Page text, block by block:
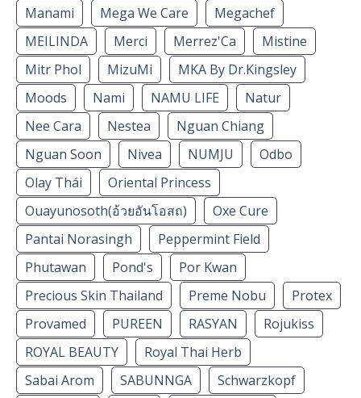
Manami
Mega We Care
Megachef
MEILINDA
Merci Merrez'Ca
Mistine
Mitr Phol
MizuMi
MKA By Dr.Kingsley
Moods
Nami NAMU LIFE
Natur
Nee Cara
Nestea
Nguan Chiang
Nguan Soon
Nivea NUMJU
Odbo
Olay Thái
Oriental Princess
Ouayunosoth(อ้วยอันโอสถ)
Oxe Cure
Pantai Norasingh
Peppermint Field
Phutawan
Pond's
Por Kwan
Precious Skin Thailand
Preme Nobu
Protex
Provamed
PUREEN RASYAN
Rojukiss
ROYAL BEAUTY
Royal Thai Herb
Sabai Arom
SABUNNGA
Schwarzkopf